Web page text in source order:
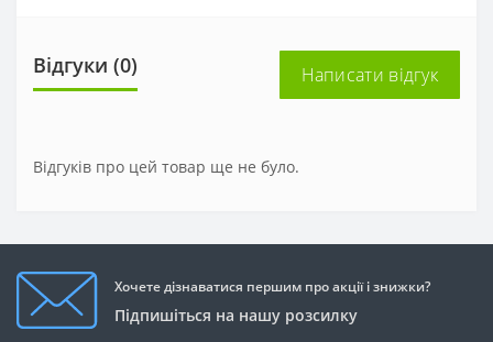
Відгуки (0) Написати відгук
Відгуків про цей товар ще не було.
Хочете дізнаватися першим про акції і знижки?
Підпишіться на нашу розсилку